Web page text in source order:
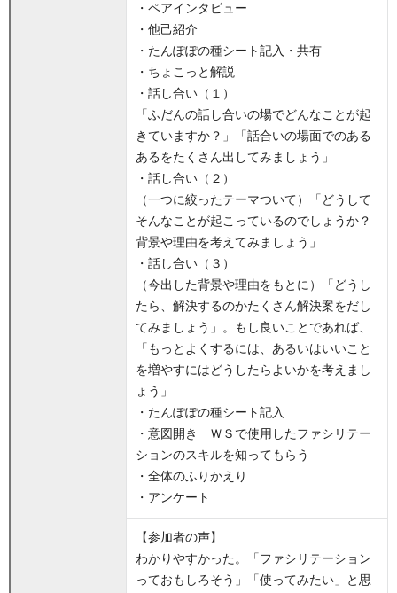
・ペアインタビュー
・他己紹介
・たんぽぽの種シート記入・共有
・ちょこっと解説
・話し合い（１）
「ふだんの話し合いの場でどんなことが起
きていますか？」「話合いの場面でのある
あるをたくさん出してみましょう」
・話し合い（２）
（一つに絞ったテーマついて）「どうして
そんなことが起こっているのでしょうか？
背景や理由を考えてみましょう」
・話し合い（３）
（今出した背景や理由をもとに）「どうし
たら、解決するのかたくさん解決案をだし
てみましょう」。もし良いことであれば、
「もっとよくするには、あるいはいいこと
を増やすにはどうしたらよいかを考えまし
ょう」
・たんぽぽの種シート記入
・意図開き ＷＳで使用したファシリテー
ションのスキルを知ってもらう
・全体のふりかえり
・アンケート
【参加者の声】
わかりやすかった。「ファシリテーション
っておもしろそう」「使ってみたい」と思